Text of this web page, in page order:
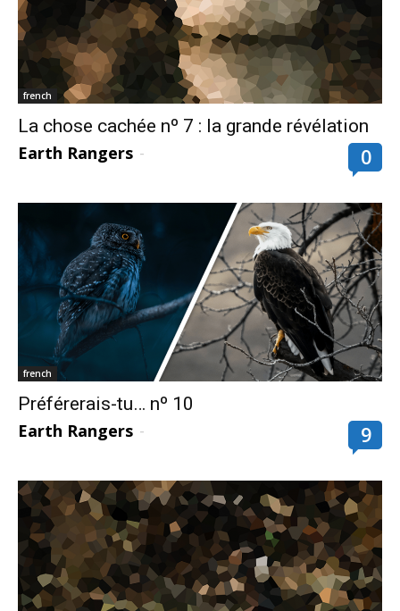
french
La chose cachée nº 7 : la grande révélation
Earth Rangers - 0
french
Préférerais-tu… nº 10
Earth Rangers - 9